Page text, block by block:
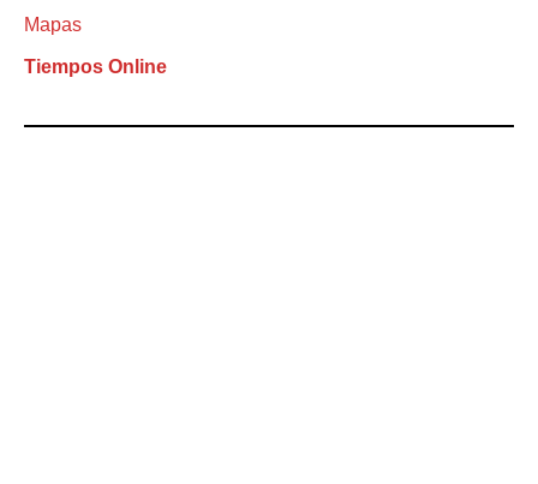
Mapas
Tiempos Online